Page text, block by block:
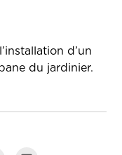
d’un
du jardinier.